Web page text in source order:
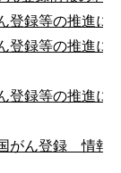
登録等の推進に
登録等の推進に
登録等の推進に
がん登録 情報